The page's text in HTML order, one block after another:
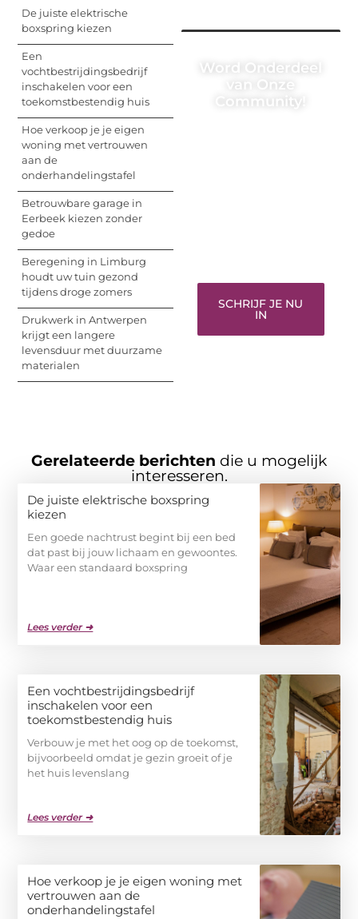
De juiste elektrische
boxspring kiezen
Een
vochtbestrijdingsbedrijf
inschakelen voor een
toekomstbestendig huis
Hoe verkoop je je eigen
woning met vertrouwen
aan de
onderhandelingstafel
Betrouwbare garage in
Eerbeek kiezen zonder
gedoe
Beregening in Limburg
houdt uw tuin gezond
tijdens droge zomers
Drukwerk in Antwerpen
krijgt een langere
levensduur met duurzame
materialen
Word Onderdeel
van Onze
Community!
SCHRIJF JE NU
IN
Gerelateerde berichten die u mogelijk
interesseren.
De juiste elektrische boxspring
kiezen
Een goede nachtrust begint bij een bed
dat past bij jouw lichaam en gewoontes.
Waar een standaard boxspring
Lees verder ➜
Een vochtbestrijdingsbedrijf
inschakelen voor een
toekomstbestendig huis
Verbouw je met het oog op de toekomst,
bijvoorbeeld omdat je gezin groeit of je
het huis levenslang
Lees verder ➜
Hoe verkoop je je eigen woning met
vertrouwen aan de
onderhandelingstafel